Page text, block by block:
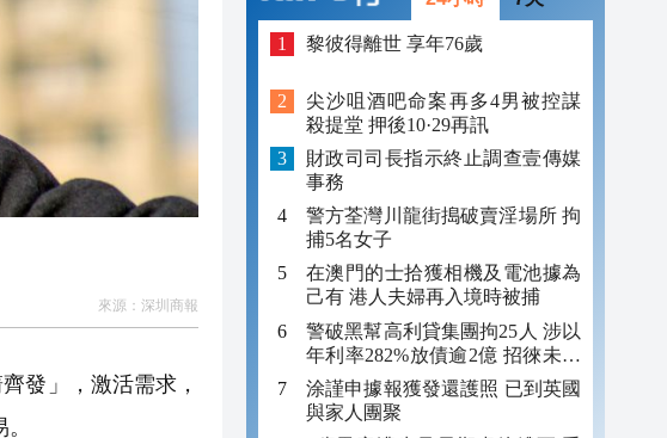
來源： 深圳商報
發」，激活需求，
黎彼得離世 享年76歲
尖沙咀酒吧命案再多4男被控謀
殺提堂 押後10·29再訊
財政司司長指示終止調查壹傳媒
事務
警方荃灣川龍街搗破賣淫場所 拘
捕5名女子
在澳門的士拾獲相機及電池據為
己有 港人夫婦再入境時被捕
警破黑幫高利貸集團拘25人 涉以
年利率282%放債逾2億 招徠未成
年追數
涂謹申據報獲發還護照 已到英國
與家人團聚